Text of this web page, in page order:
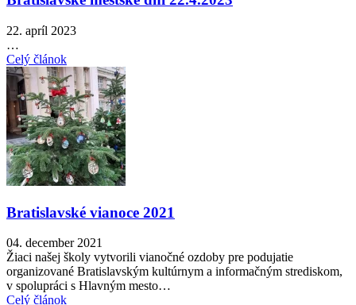
22. apríl 2023
…
Celý článok
Bratislavské vianoce 2021
04. december 2021
Žiaci našej školy vytvorili vianočné ozdoby pre podujatie
organizované Bratislavským kultúrnym a informačným strediskom,
v spolupráci s Hlavným mesto…
Celý článok